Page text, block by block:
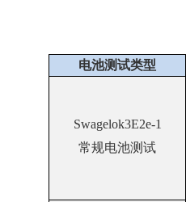
电池测试类型
Swagelok3E2e-1
常规电池测试